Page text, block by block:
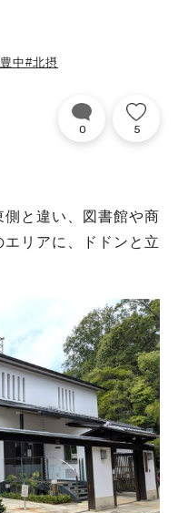
中#北摂
0 5
と違い、図書館や商
リアに、ドドンと立